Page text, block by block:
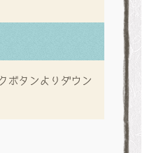
ボタンよりダウン